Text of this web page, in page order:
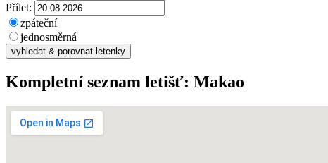
Přílet:
zpáteční
jednosměrná
Kompletní seznam letišť: Makao